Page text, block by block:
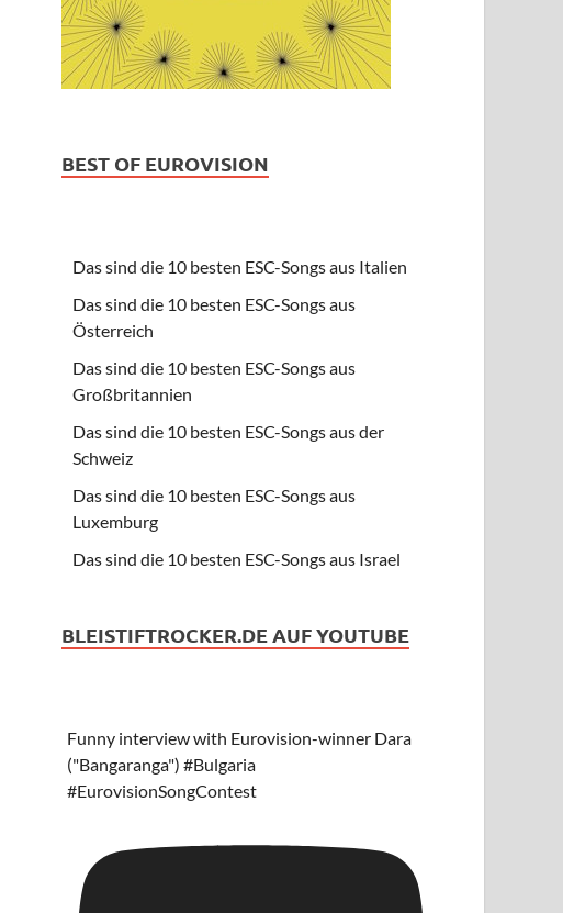
BEST OF EUROVISION
Das sind die 10 besten ESC-Songs aus Italien
Das sind die 10 besten ESC-Songs aus
Österreich
Das sind die 10 besten ESC-Songs aus
Großbritannien
Das sind die 10 besten ESC-Songs aus der
Schweiz
Das sind die 10 besten ESC-Songs aus
Luxemburg
Das sind die 10 besten ESC-Songs aus Israel
BLEISTIFTROCKER.DE AUF YOUTUBE
Funny interview with Eurovision-winner Dara
("Bangaranga") #Bulgaria
#EurovisionSongContest